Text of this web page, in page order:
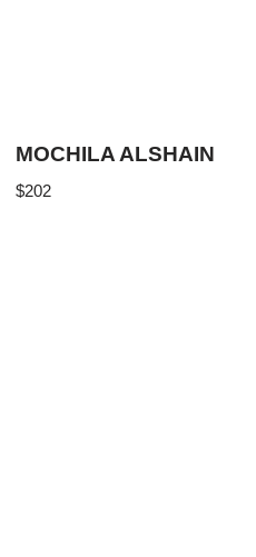
MOCHILA ALSHAIN
$202